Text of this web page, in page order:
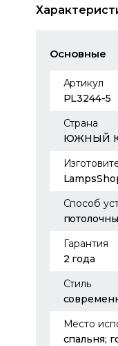
Основные
Артикул
PL3244-5
Страна
ЮЖНЫЙ
Способ
Гарантия
2 года
Стиль
Место
спальня;